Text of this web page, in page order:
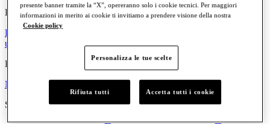
Eurocar
Die GruppeWo wir sind
und Prinzipien
Kommunikation
Nachrichten
Schnellzugriffe
presente banner tramite la “X”, opereranno solo i cookie tecnici. Per maggiori
informazioni in merito ai cookie ti invitiamo a prendere visione della nostra
Cookie policy
Personalizza le tue scelte
Rifiuta tutti Accetta tutti i cookie